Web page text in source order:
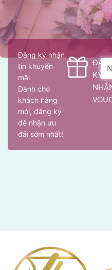
Đăng ký nhận
tin khuyến
mãi
Dành cho
khách hàng
mới, đăng ký
để nhận ưu
đãi sớm nhất!
ĐĂNG
KÝ